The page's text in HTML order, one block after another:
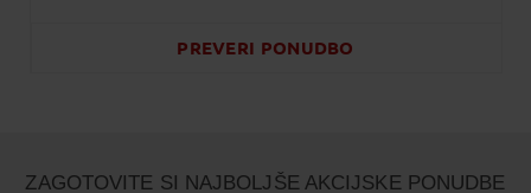
PREVERI PONUDBO
ZAGOTOVITE SI NAJBOLJŠE AKCIJSKE PONUDBE